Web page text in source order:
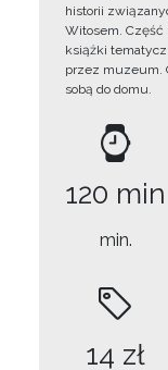
historii
Witosem. Część
książki
przez muzeum.
sobą do domu.
120 min
min.
14 zł